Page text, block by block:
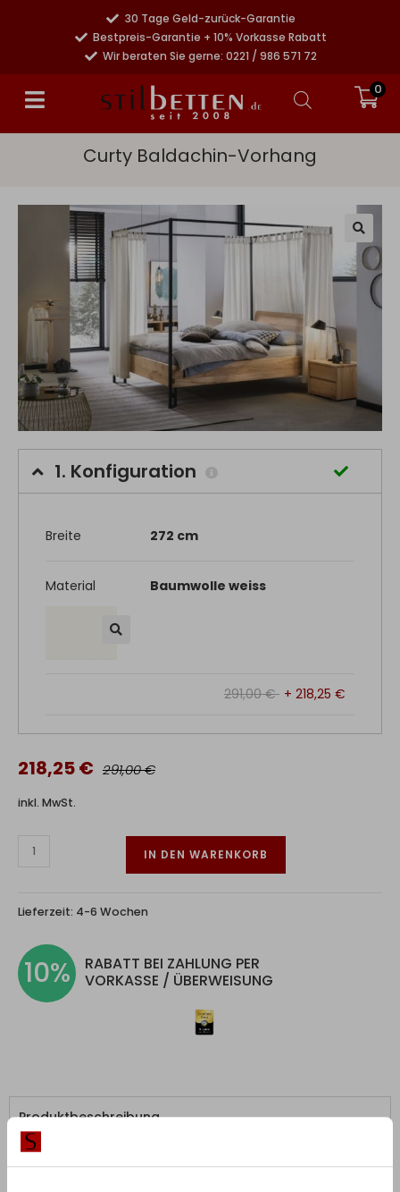
30 Tage Geld-zurück-Garantie
Bestpreis-Garantie + 10% Vorkasse Rabatt
Wir beraten Sie gerne: 0221 / 986 571 72
0
Curty Baldachin-Vorhang
1. Konfiguration
Breite 272 cm
Material Baumwolle weiss
291,00 € + 218,25 €
218,25 € 291,00 €
inkl. MwSt.
IN DEN WARENKORB
Lieferzeit: 4-6 Wochen
10%
RABATT BEI ZAHLUNG PER
VORKASSE / ÜBERWEISUNG
Produktbeschreibung
Schaffen Sie sich eine gemütliche Schafoase! Der